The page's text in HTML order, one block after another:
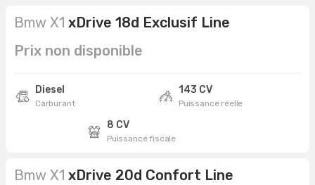
Bmw X1 xDrive 18d Exclusif Line
Prix non disponible
Diesel
Carburant
143 CV
Puissance réelle
8 CV
Puissance fiscale
Bmw X1 xDrive 20d Confort Line